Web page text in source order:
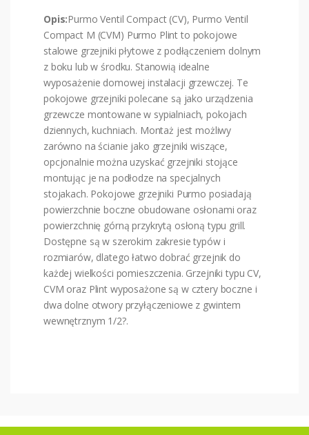
Opis:Purmo Ventil Compact (CV), Purmo Ventil
Compact M (CVM) Purmo Plint to pokojowe
stalowe grzejniki płytowe z podłączeniem dolnym
z boku lub w środku. Stanowią idealne
wyposażenie domowej instalacji grzewczej. Te
pokojowe grzejniki polecane są jako urządzenia
grzewcze montowane w sypialniach, pokojach
dziennych, kuchniach. Montaż jest możliwy
zarówno na ścianie jako grzejniki wiszące,
opcjonalnie można uzyskać grzejniki stojące
montując je na podłodze na specjalnych
stojakach. Pokojowe grzejniki Purmo posiadają
powierzchnie boczne obudowane osłonami oraz
powierzchnię górną przykrytą osłoną typu grill.
Dostępne są w szerokim zakresie typów i
rozmiarów, dlatego łatwo dobrać grzejnik do
każdej wielkości pomieszczenia. Grzejniki typu CV,
CVM oraz Plint wyposażone są w cztery boczne i
dwa dolne otwory przyłączeniowe z gwintem
wewnętrznym 1/2?.